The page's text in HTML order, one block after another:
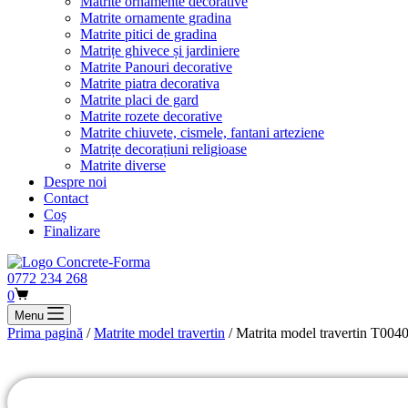
Matrite ornamente gradina
Matrite pitici de gradina
Matrițe ghivece și jardiniere
Matrite Panouri decorative
Matrite piatra decorativa
Matrite placi de gard
Matrite rozete decorative
Matrite chiuvete, cismele, fantani arteziene
Matrițe decorațiuni religioase
Matrite diverse
Despre noi
Contact
Coș
Finalizare
0772 234 268
Coș
de
cumpărături
0
Menu
Prima pagină /Matrite model travertin / Matrita model travertin T0040